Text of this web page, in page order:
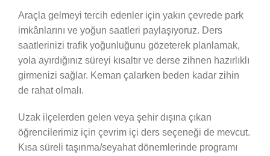
Araçla gelmeyi tercih edenler için yakın çevrede park
imkânlarını ve yoğun saatleri paylaşıyoruz. Ders
saatlerinizi trafik yoğunluğunu gözeterek planlamak,
yola ayırdığınız süreyi kısaltır ve derse zihnen hazırlıklı
girmenizi sağlar. Keman çalarken beden kadar zihin
de rahat olmalı.
Uzak ilçelerden gelen veya şehir dışına çıkan
öğrencilerimiz için çevrim içi ders seçeneği de mevcut.
Kısa süreli taşınma/seyahat dönemlerinde programı